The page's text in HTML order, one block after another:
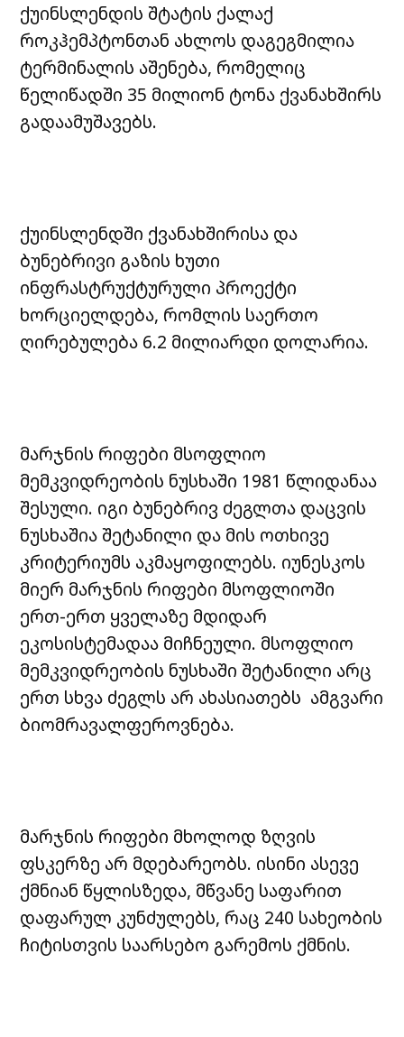
ქუინსლენდის შტატის ქალაქ
როკჰემპტონთან ახლოს დაგეგმილია
ტერმინალის აშენება, რომელიც
წელიწადში 35 მილიონ ტონა ქვანახშირს
გადაამუშავებს.
ქუინსლენდში ქვანახშირისა და
ბუნებრივი გაზის ხუთი
ინფრასტრუქტურული პროექტი
ხორციელდება, რომლის საერთო
ღირებულება 6.2 მილიარდი დოლარია.
მარჯნის რიფები მსოფლიო
მემკვიდრეობის ნუსხაში 1981 წლიდანაა
შესული. იგი ბუნებრივ ძეგლთა დაცვის
ნუსხაშია შეტანილი და მის ოთხივე
კრიტერიუმს აკმაყოფილებს. იუნესკოს
მიერ მარჯნის რიფები მსოფლიოში
ერთ-ერთ ყველაზე მდიდარ
ეკოსისტემადაა მიჩნეული. მსოფლიო
მემკვიდრეობის ნუსხაში შეტანილი არც
ერთ სხვა ძეგლს არ ახასიათებს ამგვარი
ბიომრავალფეროვნება.
მარჯნის რიფები მხოლოდ ზღვის
ფსკერზე არ მდებარეობს. ისინი ასევე
ქმნიან წყლისზედა, მწვანე საფარით
დაფარულ კუნძულებს, რაც 240 სახეობის
ჩიტისთვის საარსებო გარემოს ქმნის.